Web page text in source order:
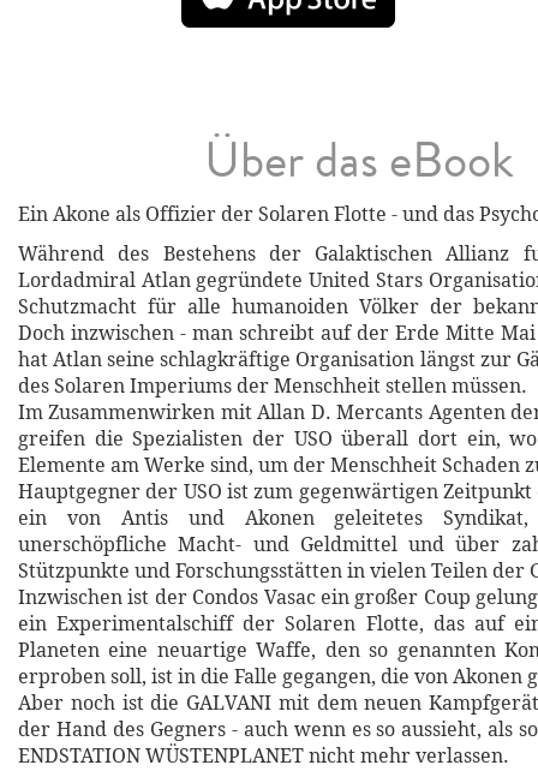
Über das eBook
Ein Akone als Offizier der Solaren Flotte - und das
Während des Bestehens der Galaktischen Allianz
Lordadmiral Atlan gegründete United Stars
Schutzmacht für alle humanoiden Völker der
Doch inzwischen - man schreibt auf der Erde Mitte Mai
hat Atlan seine schlagkräftige Organisation längst zur
des Solaren Imperiums der Menschheit stellen müssen.
Im Zusammenwirken mit Allan D. Mercants Agenten
greifen die Spezialisten der USO überall dort ein,
Elemente am Werke sind, um der Menschheit Schaden
Hauptgegner der USO ist zum gegenwärtigen Zeitpunkt
ein von Antis und Akonen geleitetes
unerschöpfliche Macht- und Geldmittel und über
Stützpunkte und Forschungsstätten in vielen Teilen der
Inzwischen ist der Condos Vasac ein großer Coup
ein Experimentalschiff der Solaren Flotte, das auf
Planeten eine neuartige Waffe, den so genannten
erproben soll, ist in die Falle gegangen, die von Akonen
Aber noch ist die GALVANI mit dem neuen
der Hand des Gegners - auch wenn es so aussieht, als
ENDSTATION WÜSTENPLANET nicht mehr verlassen.